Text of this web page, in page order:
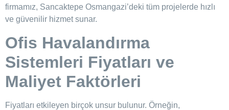
firmamız, Sancaktepe Osmangazi’deki tüm projelerde hızlı
ve güvenilir hizmet sunar.
Ofis Havalandırma
Sistemleri Fiyatları ve
Maliyet Faktörleri
Fiyatları etkileyen birçok unsur bulunur. Örneğin,